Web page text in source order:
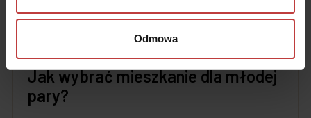
Odmowa
Jak wybrać mieszkanie dla młodej
pary?